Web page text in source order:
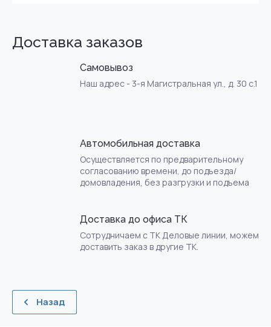
Доставка заказов
Самовывоз
Наш адрес - 3-я Магистральная ул., д. 30 с.1
Автомобильная доставка
Осуществляется по предварительному
согласованию времени, до подъезда/
домовладения, без разгрузки и подъема
Доставка до офиса ТК
Сотрудничаем с ТК Деловые линии, можем
доставить заказ в другие ТК.
Назад